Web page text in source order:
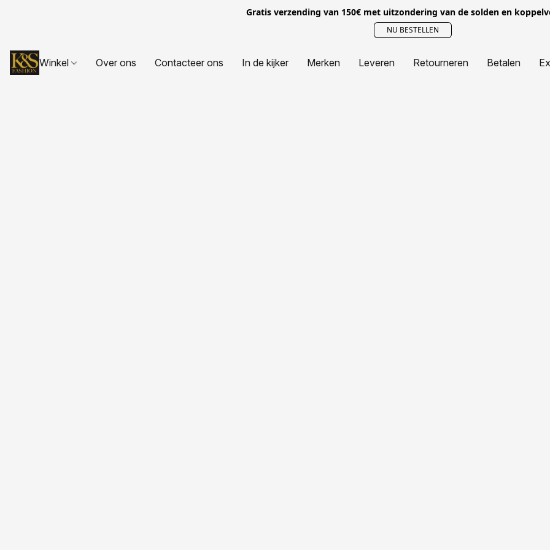
Gratis verzending van 150€ met uitzondering van de solden en
NU BESTELLEN
Winkel Over ons Contacteer ons In de kijker Merken Leveren Retourneren Betalen